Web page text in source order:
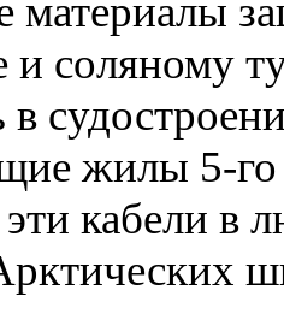
материалы
и соляному
в
жилы 5-го
кабели в